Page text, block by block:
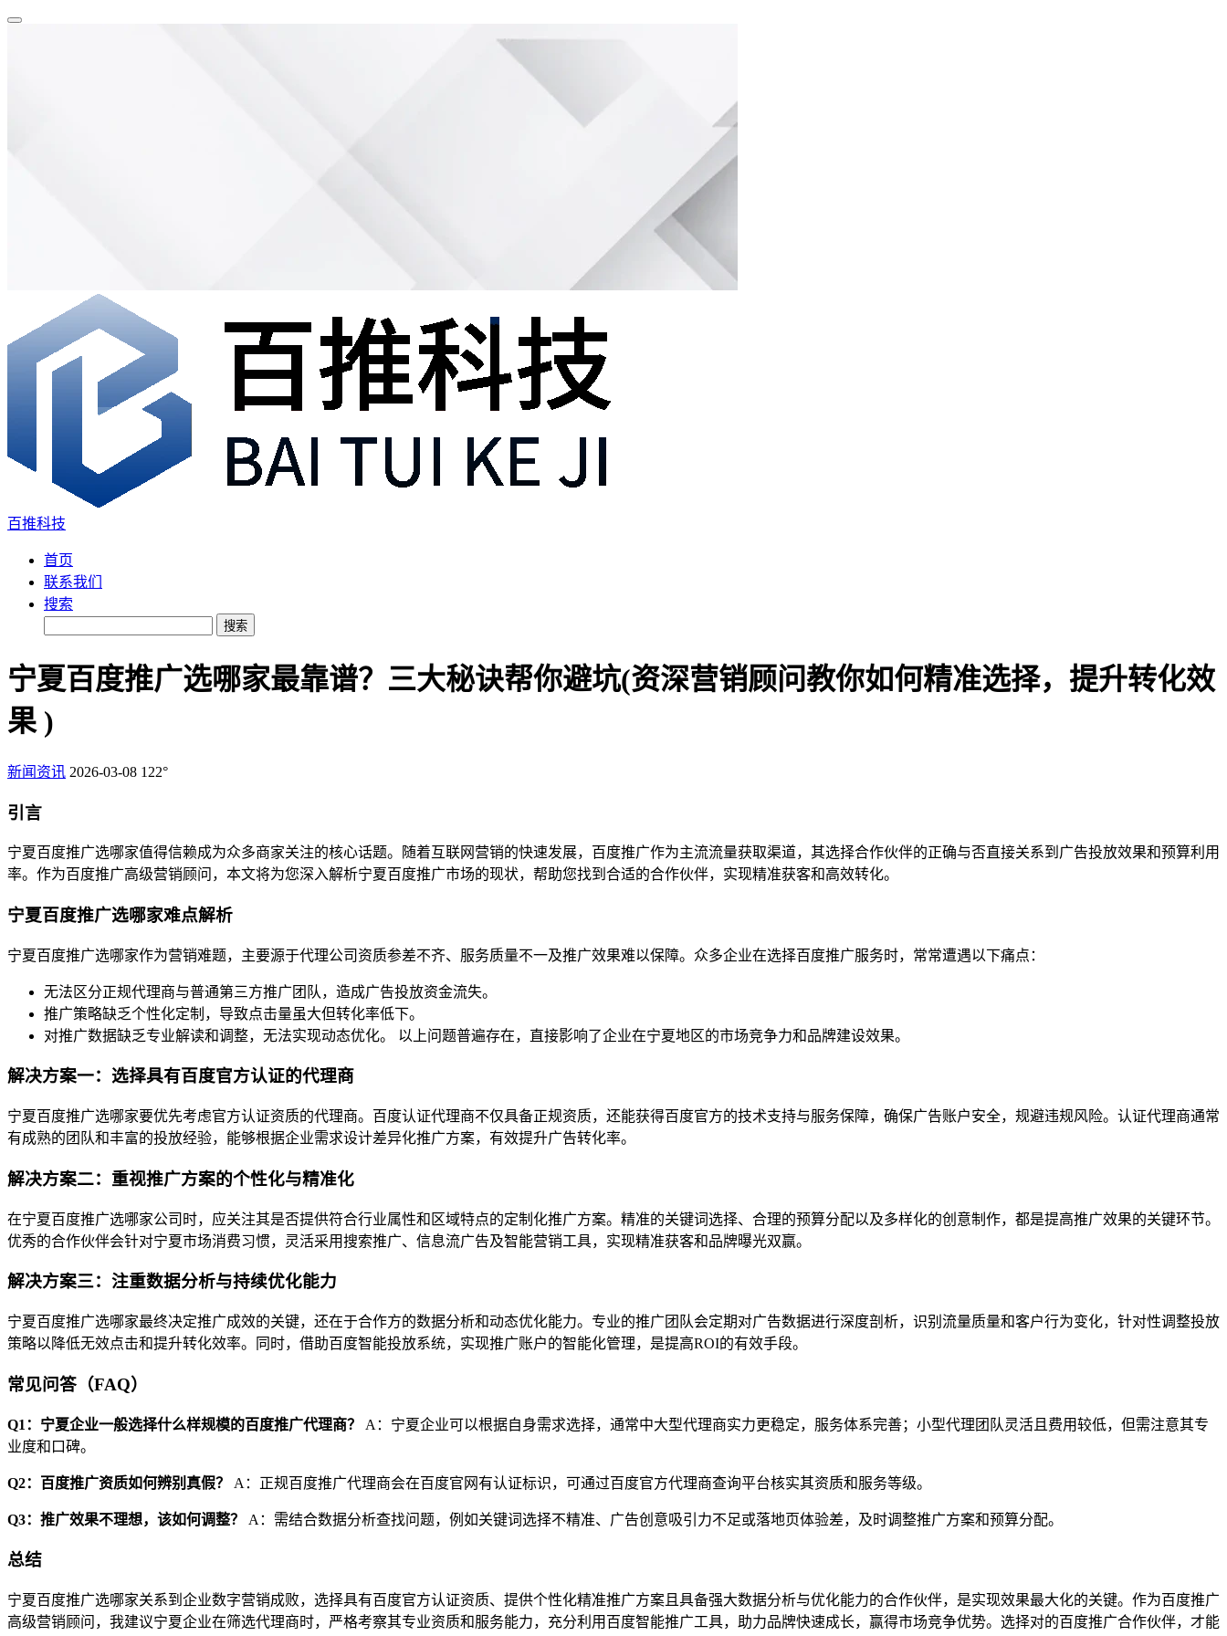
百推科技
首页
联系我们
搜索
搜索
宁夏百度推广选哪家最靠谱？三大秘诀帮你避坑(资深营销顾问教你如何精准选择，提升转化效
果 )
新闻资讯 2026-03-08 122°
引言
宁夏百度推广选哪家值得信赖成为众多商家关注的核心话题。随着互联网营销的快速发展，百度推广作为主流流量获取渠道，其选择合作伙伴的正确与否直接关系到广告投放效果和预算利用
率。作为百度推广高级营销顾问，本文将为您深入解析宁夏百度推广市场的现状，帮助您找到合适的合作伙伴，实现精准获客和高效转化。
宁夏百度推广选哪家难点解析
宁夏百度推广选哪家作为营销难题，主要源于代理公司资质参差不齐、服务质量不一及推广效果难以保障。众多企业在选择百度推广服务时，常常遭遇以下痛点：
无法区分正规代理商与普通第三方推广团队，造成广告投放资金流失。
推广策略缺乏个性化定制，导致点击量虽大但转化率低下。
对推广数据缺乏专业解读和调整，无法实现动态优化。 以上问题普遍存在，直接影响了企业在宁夏地区的市场竞争力和品牌建设效果。
解决方案一：选择具有百度官方认证的代理商
宁夏百度推广选哪家要优先考虑官方认证资质的代理商。百度认证代理商不仅具备正规资质，还能获得百度官方的技术支持与服务保障，确保广告账户安全，规避违规风险。认证代理商通常
有成熟的团队和丰富的投放经验，能够根据企业需求设计差异化推广方案，有效提升广告转化率。
解决方案二：重视推广方案的个性化与精准化
在宁夏百度推广选哪家公司时，应关注其是否提供符合行业属性和区域特点的定制化推广方案。精准的关键词选择、合理的预算分配以及多样化的创意制作，都是提高推广效果的关键环节。
优秀的合作伙伴会针对宁夏市场消费习惯，灵活采用搜索推广、信息流广告及智能营销工具，实现精准获客和品牌曝光双赢。
解决方案三：注重数据分析与持续优化能力
宁夏百度推广选哪家最终决定推广成效的关键，还在于合作方的数据分析和动态优化能力。专业的推广团队会定期对广告数据进行深度剖析，识别流量质量和客户行为变化，针对性调整投放
策略以降低无效点击和提升转化效率。同时，借助百度智能投放系统，实现推广账户的智能化管理，是提高ROI的有效手段。
常见问答（FAQ）
Q1：宁夏企业一般选择什么样规模的百度推广代理商？
A：宁夏企业可以根据自身需求选择，通常中大型代理商实力更稳定，服务体系完善；小型代理团队灵活且费用较低，但需注意其专
业度和口碑。
Q2：百度推广资质如何辨别真假？ A：正规百度推广代理商会在百度官网有认证标识，可通过百度官方代理商查询平台核实其资质和服务等级。
Q3：推广效果不理想，该如何调整？ A：需结合数据分析查找问题，例如关键词选择不精准、广告创意吸引力不足或落地页体验差，及时调整推广方案和预算分配。
总结
宁夏百度推广选哪家关系到企业数字营销成败，选择具有百度官方认证资质、提供个性化精准推广方案且具备强大数据分析与优化能力的合作伙伴，是实现效果最大化的关键。作为百度推广
高级营销顾问，我建议宁夏企业在筛选代理商时，严格考察其专业资质和服务能力，充分利用百度智能推广工具，助力品牌快速成长，赢得市场竞争优势。选择对的百度推广合作伙伴，才能